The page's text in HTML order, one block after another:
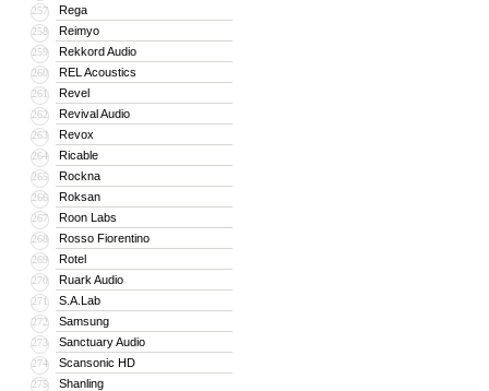
257 Rega
258 Reimyo
259 Rekkord Audio
260 REL Acoustics
261 Revel
262 Revival Audio
263 Revox
264 Ricable
265 Rockna
266 Roksan
267 Roon Labs
268 Rosso Fiorentino
269 Rotel
270 Ruark Audio
271 S.A.Lab
272 Samsung
273 Sanctuary Audio
274 Scansonic HD
275 Shanling